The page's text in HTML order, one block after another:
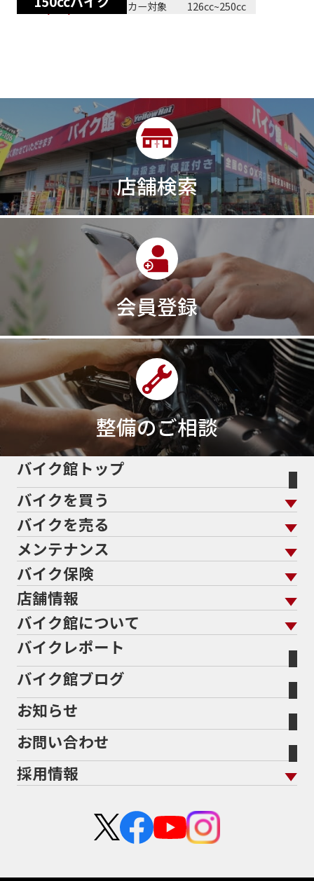
2025/12/09 全メーカー対象 126cc~250cc
店舗検索
会員登録
整備のご相談
バイク館トップ
バイクを買う
バイクを買う トップ
バイクを探す
メーカーから探す
色から探す
スタイルから探す
排気量から探す
地域から探す
走行距離から探す
中古車から探す
バイクを売る
バイクを売る トップ
バイク館買取の強み
バイクを高く売るコツ
バイク買取の流れ
全国展開の強み
よくあるご質問
バイク買取強化車両
メーカー別買取相場・
ヤマハ
ホンダ
スズキ
ハーレーダビッドソン
トライアンフ
アプリリア
KTM
モトグッツイ
MVアグスタ
メンテナンス
メンテナンス トップ
バイク点検
バイク車検
Bikeep
プロテクションフィルム
バイク保険
バイク保険 トップ
自賠責保険
任意保険
バイク保険無料見積り（現在未加入の方）
バイク保険無料見積り（他社でご加入の方）
盗難保険
店舗情報
店舗情報 トップ
北海道
宮城
福島
茨城
栃木
兵庫
バイク館について
バイク館について トップ
バイク館が選ばれる理由
会社概要
沿革
二輪公正取引協議会加盟店
バイクレポート
バイク館ブログ
お知らせ
お問い合わせ
採用情報
中途採用・アルバイト